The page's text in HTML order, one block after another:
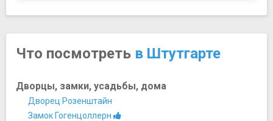
Что посмотреть в Штутгарте
Дворцы, замки, усадьбы, дома
Дворец Розенштайн
Замок Гогенцоллерн